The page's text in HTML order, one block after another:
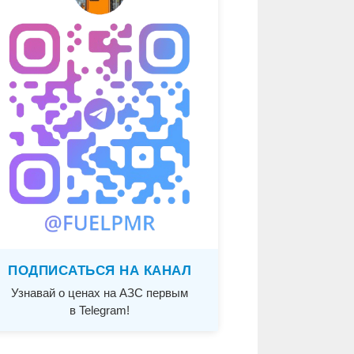
ПОДПИСАТЬСЯ НА КАНАЛ
Узнавай о ценах на АЗС первым
в Telegram!